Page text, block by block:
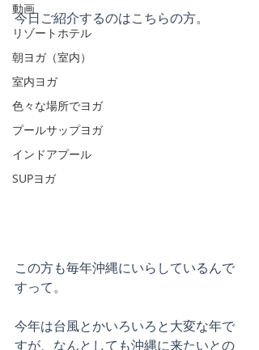
動画
リゾートホテル
朝ヨガ（室内）
室内ヨガ
色々な場所でヨガ
プールサップヨガ
インドアプール
SUPヨガ
今日ご紹介するのはこちらの方。
この方も毎年沖縄にいらしているんで
すって。
今年は台風とかいろいろと大変な年で
すが、なんとしても沖縄に来たいとの